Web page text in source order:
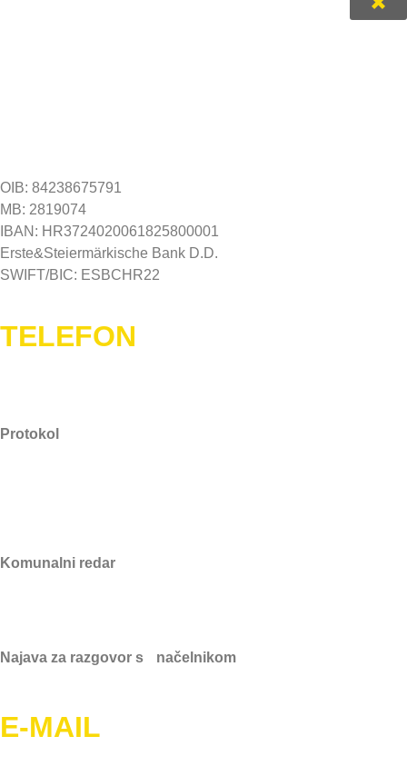
OIB: 84238675791
MB: 2819074
IBAN: HR3724020061825800001
Erste&Steiermärkische Bank D.D.
SWIFT/BIC: ESBCHR22
TELEFON
Protokol
Komunalni redar
Najava za razgovor s načelnikom
E-MAIL